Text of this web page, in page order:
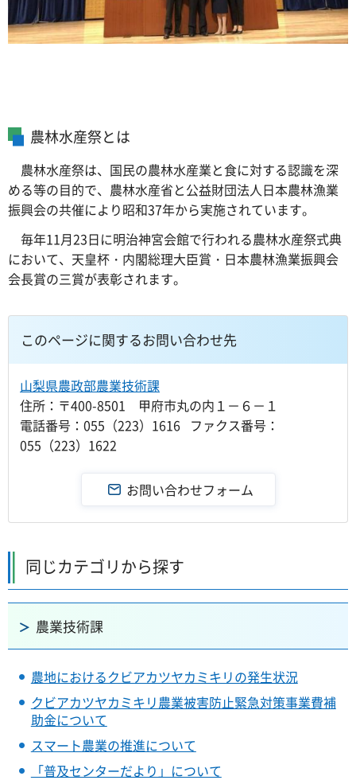
農林水産祭とは
農林水産祭は、国民の農林水産業と食に対する認識を深
める等の目的で、農林水産省と公益財団法人日本農林漁業
振興会の共催により昭和37年から実施されています。
毎年11月23日に明治神宮会館で行われる農林水産祭式典
において、天皇杯・内閣総理大臣賞・日本農林漁業振興会
会長賞の三賞が表彰されます。
このページに関するお問い合わせ先
山梨県農政部農業技術課
住所：〒400-8501 甲府市丸の内１－６－１
電話番号：055（223）1616 ファクス番号：
055（223）1622
同じカテゴリから探す
農業技術課
農地におけるクビアカツヤカミキリの発生状況
クビアカツヤカミキリ農業被害防止緊急対策事業費補
助金について
スマート農業の推進について
「普及センターだより」について